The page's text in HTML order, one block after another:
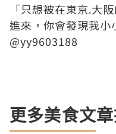
「只想被在東京.大
進來，你會發現我小
@yy9603188
更多美食文